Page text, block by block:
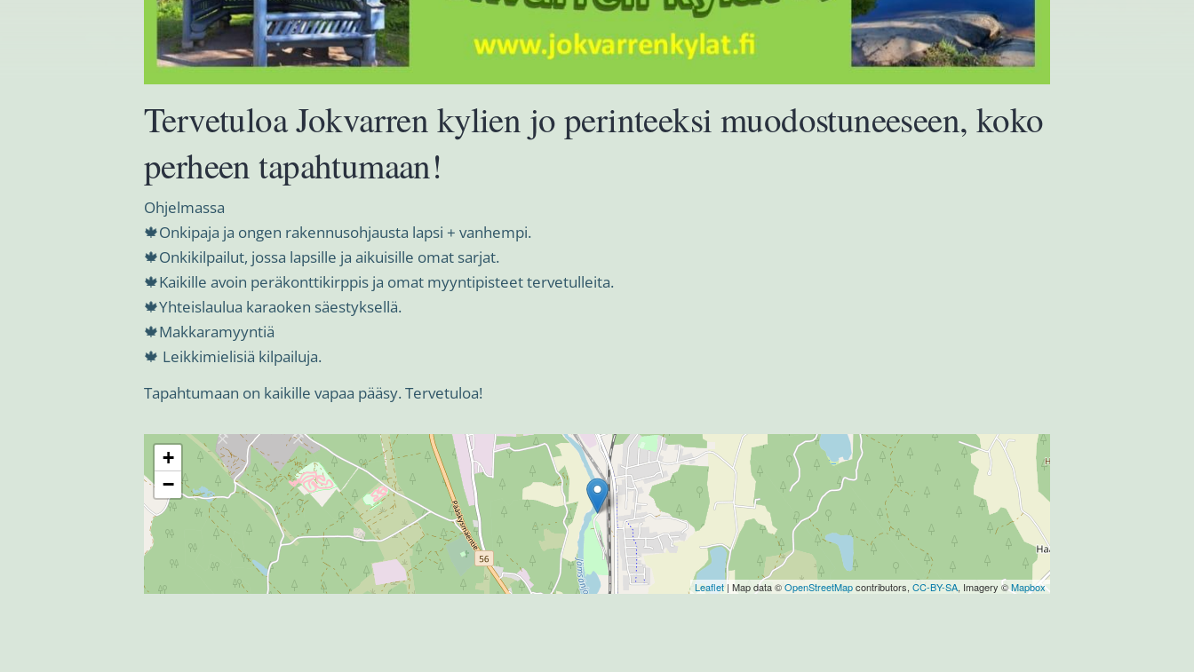
Tervetuloa Jokvarren kylien jo perinteeksi muodostuneeseen, koko
perheen tapahtumaan!
Ohjelmassa
🍁Onkipaja ja ongen rakennusohjausta lapsi + vanhempi.
🍁Onkikilpailut, jossa lapsille ja aikuisille omat sarjat.
🍁Kaikille avoin peräkonttikirppis ja omat myyntipisteet tervetulleita.
🍁Yhteislaulua karaoken säestyksellä.
🍁Makkaramyyntiä
🍁 Leikkimielisiä kilpailuja.
Tapahtumaan on kaikille vapaa pääsy. Tervetuloa!
+
−
Leaflet| Map data ©OpenStreetMapcontributors, CC-BY-SA, Imagery ©Mapbox